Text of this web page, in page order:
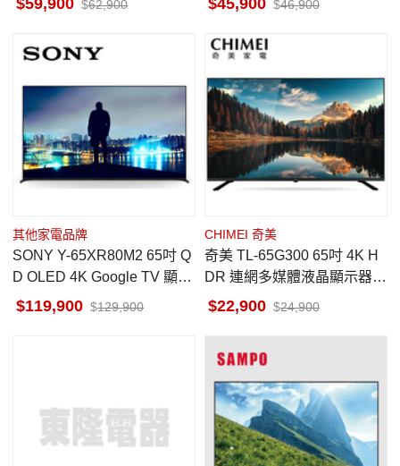
59,900 62,900 45,900 46,900
其他家電品牌
SONY Y-65XR80M2 65吋 Q
D OLED 4K Google TV 顯示
器 馬來西亞製
119,900 129,900
CHIMEI 奇美
奇美 TL-65G300 65吋 4K H
DR 連網多媒體液晶顯示器 G
oogleTV 不含視訊盒
22,900 24,900